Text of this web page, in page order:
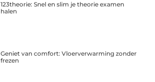
123theorie: Snel en slim je theorie examen
halen
Geniet van comfort: Vloerverwarming zonder
frezen